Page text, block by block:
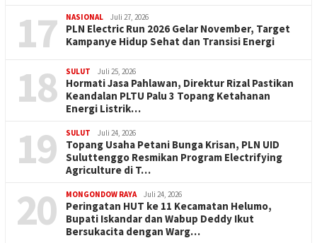
17 NASIONAL Juli 27, 2026
PLN Electric Run 2026 Gelar November, Target
Kampanye Hidup Sehat dan Transisi Energi
18 SULUT Juli 25, 2026
Hormati Jasa Pahlawan, Direktur Rizal Pastikan
Keandalan PLTU Palu 3 Topang Ketahanan
Energi Listrik…
19 SULUT Juli 24, 2026
Topang Usaha Petani Bunga Krisan, PLN UID
Suluttenggo Resmikan Program Electrifying
Agriculture di T…
20 MONGONDOW RAYA Juli 24, 2026
Peringatan HUT ke 11 Kecamatan Helumo,
Bupati Iskandar dan Wabup Deddy Ikut
Bersukacita dengan Warg…